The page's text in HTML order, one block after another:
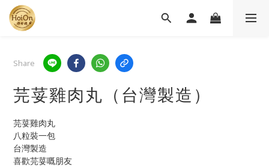
Share
芫荽雞肉丸（台灣製造）
芫荽雞肉丸
八粒裝一包
台灣製造
喜歡芫荽嘅朋友